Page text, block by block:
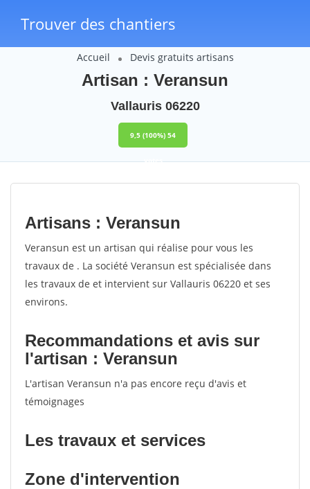
Trouver des chantiers
Accueil Devis gratuits artisans
Artisan : Veransun
Vallauris 06220
9,5 (100%) 54
votes
Artisans : Veransun
Veransun est un artisan qui réalise pour vous les
travaux de . La société Veransun est spécialisée dans
les travaux de et intervient sur Vallauris 06220 et ses
environs.
Recommandations et avis sur
l'artisan : Veransun
L'artisan Veransun n'a pas encore reçu d'avis et
témoignages
Les travaux et services
Zone d'intervention